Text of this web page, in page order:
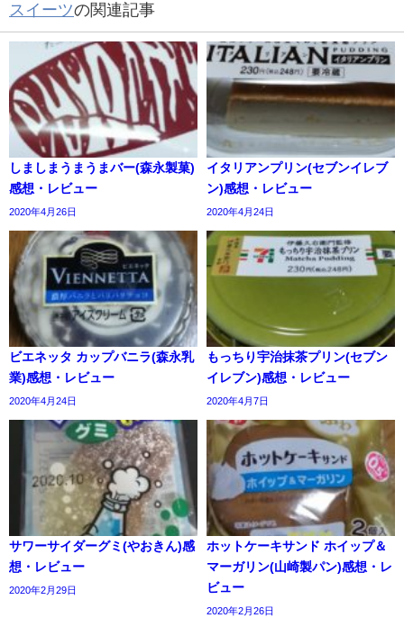
スイーツの関連記事
しましまうまうまバー(森永製菓)
感想・レビュー
2020年4月26日
イタリアンプリン(セブンイレブ
ン)感想・レビュー
2020年4月24日
ビエネッタ カップバニラ(森永乳
業)感想・レビュー
2020年4月24日
もっちり宇治抹茶プリン(セブン
イレブン)感想・レビュー
2020年4月7日
サワーサイダーグミ(やおきん)感
想・レビュー
2020年2月29日
ホットケーキサンド ホイップ＆
マーガリン(山崎製パン)感想・レ
ビュー
2020年2月26日